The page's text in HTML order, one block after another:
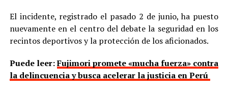
El incidente, registrado el pasado 2 de junio, ha puesto
nuevamente en el centro del debate la seguridad en los
recintos deportivos y la protección de los aficionados.
Puede leer:Fujimori promete «mucha fuerza» contra
la delincuencia y busca acelerar la justicia en Perú